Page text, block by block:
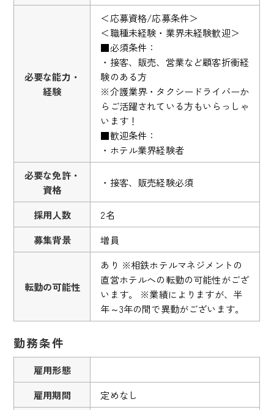
必要な能力・
経験
＜応募資格/応募条件＞
＜職種未経験・業界未経験歓迎＞
■必須条件：
・接客、販売、営業など顧客折衝経
験のある方
※介護業界・タクシードライバーか
らご活躍されている方もいらっしゃ
います！
■歓迎条件：
・ホテル業界経験者
必要な免許・
資格
・接客、販売経験必須
採用人数
2名
募集背景
増員
転勤の可能性
あり ※相鉄ホテルマネジメントの
直営ホテルへの転勤の可能性がござ
います。 ※業績によりますが、半
年～3年の間で異動がございます。
勤務条件
雇用形態
雇用期間
定めなし